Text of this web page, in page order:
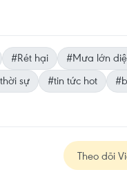
#Rét hại #Mưa lớn
sự #tin tức hot
Theo dõi